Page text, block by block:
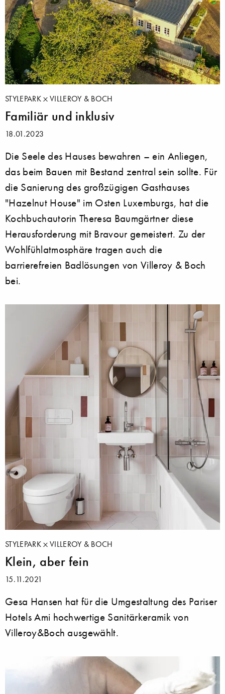
STYLEPARK VILLEROY & BOCH
Familiär und inklusiv
18.01.2023
Die Seele des Hauses bewahren – ein Anliegen,
das beim Bauen mit Bestand zentral sein sollte. Für
die Sanierung des großzügigen Gasthauses
"Hazelnut House" im Osten Luxemburgs, hat die
Kochbuchautorin Theresa Baumgärtner diese
Herausforderung mit Bravour gemeistert. Zu der
Wohlfühlatmosphäre tragen auch die
barrierefreien Badlösungen von Villeroy & Boch
bei.
STYLEPARK VILLEROY & BOCH
Klein, aber fein
15.11.2021
Gesa Hansen hat für die Umgestaltung des Pariser
Hotels Ami hochwertige Sanitärkeramik von
Villeroy&Boch ausgewählt.